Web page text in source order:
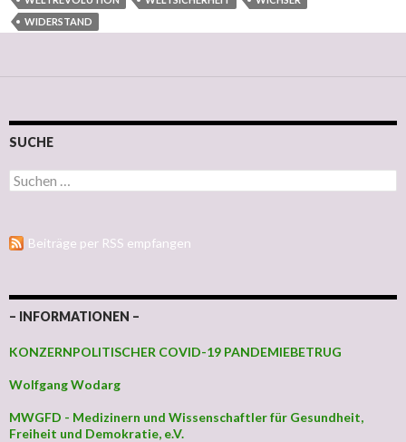
WIDERSTAND
SUCHE
Suchen nach:
Beiträge per RSS empfangen
– INFORMATIONEN –
KONZERNPOLITISCHER COVID-19 PANDEMIEBETRUG
Wolfgang Wodarg
MWGFD - Medizinern und Wissenschaftler für Gesundheit,
Freiheit und Demokratie, e.V.